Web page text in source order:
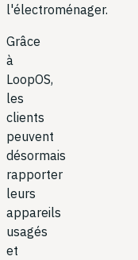
l'électroménager.
Grâce
à
LoopOS,
les
clients
peuvent
désormais
rapporter
leurs
appareils
usagés
et